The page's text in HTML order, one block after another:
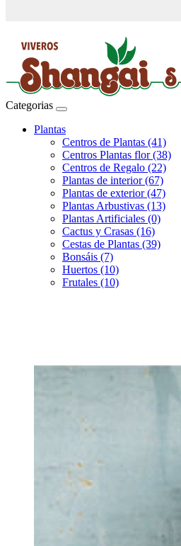
Categorias
Plantas
Centros de Plantas (41)
Centros Plantas flor (38)
Centros de Regalo (22)
Plantas de interior (67)
Plantas de exterior (47)
Plantas Arbustivas (13)
Plantas Artificiales (0)
Cactus y Crasas (16)
Cestas de Plantas (39)
Bonsáis (7)
Huertos (10)
Frutales (10)